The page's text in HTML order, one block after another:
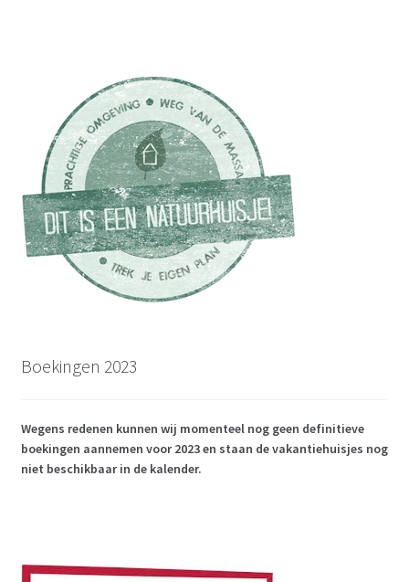
Boekingen 2023
Wegens redenen kunnen wij momenteel nog geen definitieve
boekingen aannemen voor 2023 en staan de vakantiehuisjes nog
niet beschikbaar in de kalender.